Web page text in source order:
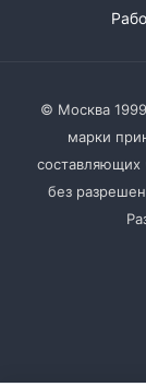
© Москва
марки
составляющих
без